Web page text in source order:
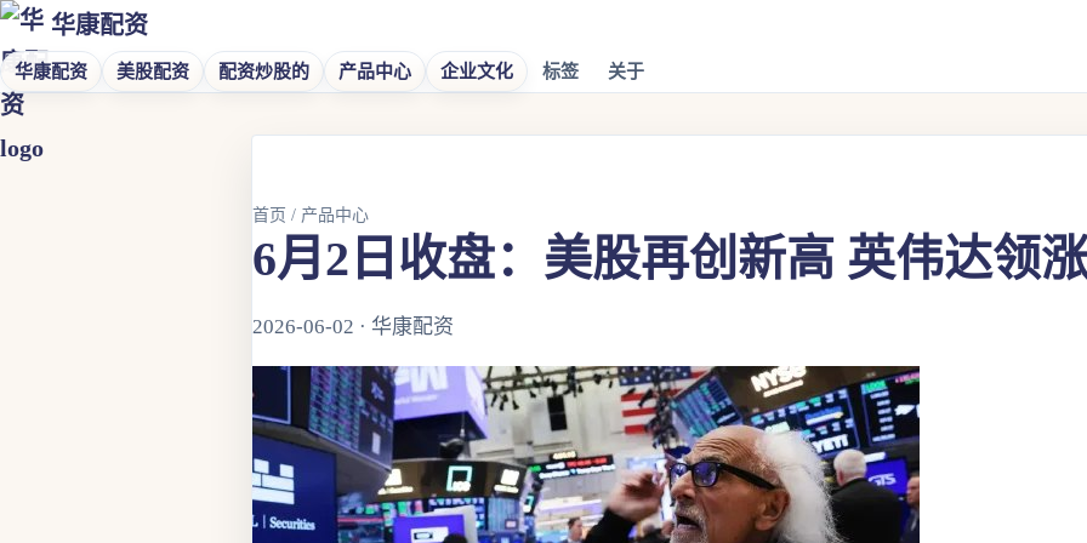
华康配资
华康配资 美股配资 配资炒股的 产品中心 企业文化 标签 关于
首页 / 产品中心
6月2日收盘：美股再创新高 英伟达领
2026-06-02 · 华康配资